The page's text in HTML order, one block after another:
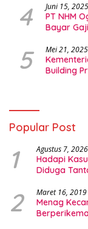
4 Juni 15, 2025
PT NHM
Bayar
5 Mei 21, 2025
Building
Popular Post
1 Agustus 7, 2026
Hadapi
Diduga
2 Maret 16, 2019
Menag